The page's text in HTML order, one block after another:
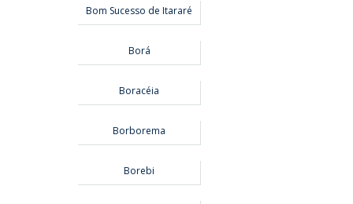
Bom Sucesso de Itararé
Borá
Boracéia
Borborema
Borebi